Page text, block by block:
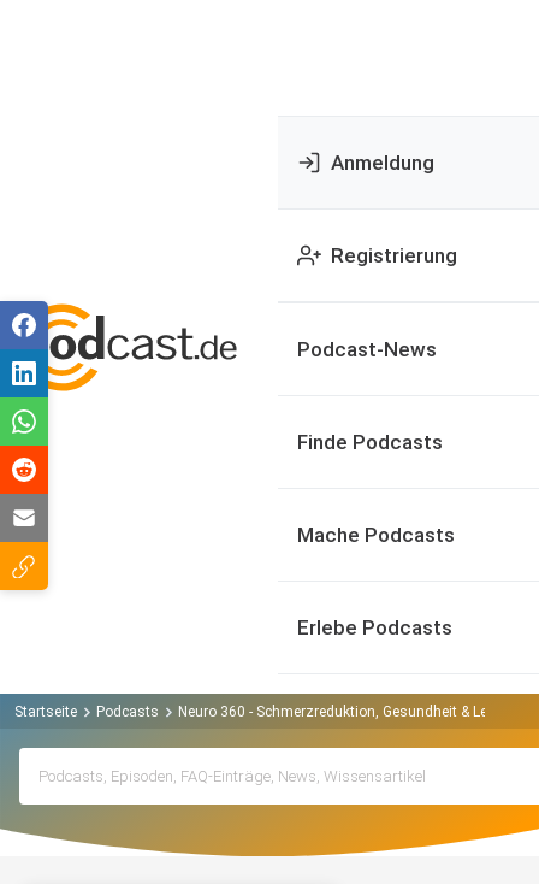
Anmeldung
Registrierung
Podcast-News
Finde Podcasts
Mache Podcasts
Erlebe Podcasts
Startseite Podcasts Neuro 360 - Schmerzreduktion, Gesundheit &